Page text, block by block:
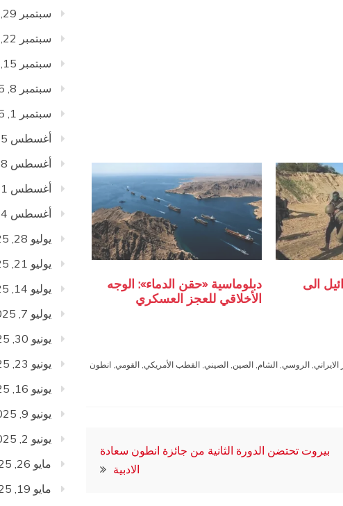
الى
دبلوماسية «حقن الدماء»: الوجه
الأخلاقي للعجز العسكري
الايراني الروسي الشام الصين الصيني القطب الأمريكي القومي انطون
بيروت تحتضن الدورة الثانية من جائزة انطون سعادة
الادبية
سبتمبر 29, 2025–أكتوبر 5, 2025
سبتمبر 22, 2025–سبتمبر 28, 2025
سبتمبر 15, 2025–سبتمبر 21, 2025
سبتمبر 8, 2025–سبتمبر 14, 2025
سبتمبر 1, 2025–سبتمبر 7, 2025
أغسطس 25, 2025–أغسطس 31, 2025
أغسطس 18, 2025–أغسطس 24, 2025
أغسطس 11, 2025–أغسطس 17, 2025
أغسطس 4, 2025–أغسطس 10, 2025
يوليو 28, 2025–أغسطس 3, 2025
يوليو 21, 2025–يوليو 27, 2025
يوليو 14, 2025–يوليو 20, 2025
يوليو 7, 2025–يوليو 13, 2025
يونيو 30, 2025–يوليو 6, 2025
يونيو 23, 2025–يونيو 29, 2025
يونيو 16, 2025–يونيو 22, 2025
يونيو 9, 2025–يونيو 15, 2025
يونيو 2, 2025–يونيو 8, 2025
مايو 26, 2025–يونيو 1, 2025
مايو 19, 2025–مايو 25, 2025